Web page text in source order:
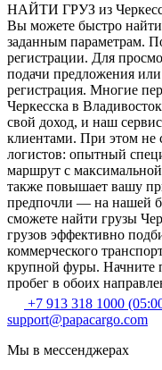
НАЙТИ ГРУЗ из
Вы можете быстро найти
заданным параметрам.
регистрации. Для
подачи предложения или
регистрация. Многие
Черкесска в
свой доход, и наш
клиентами. При этом не
логистов: опытный
маршрут с
также повышает вашу
предпочли — на нашей
сможете найти грузы
грузов эффективно
коммерческого
крупной фуры. Начните
пробег в обоих
+7 913 318 1000
support@papacargo.com
Мы в мессенджерах